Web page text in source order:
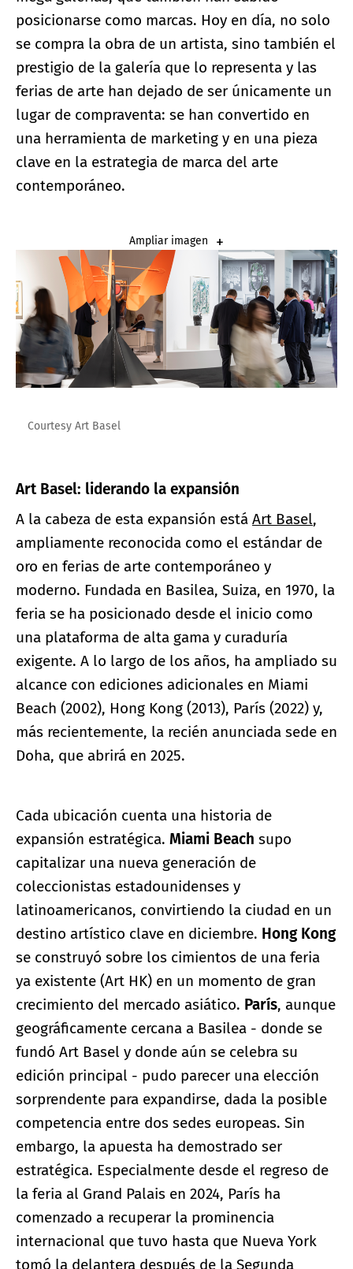
posicionarse como marcas. Hoy en día, no solo
se compra la obra de un artista, sino también el
prestigio de la galería que lo representa y las
ferias de arte han dejado de ser únicamente un
lugar de compraventa: se han convertido en
una herramienta de marketing y en una pieza
clave en la estrategia de marca del arte
contemporáneo.
Ampliar imagen
Courtesy Art Basel
Art Basel: liderando la expansión
A la cabeza de esta expansión está Art Basel,
ampliamente reconocida como el estándar de
oro en ferias de arte contemporáneo y
moderno. Fundada en Basilea, Suiza, en 1970, la
feria se ha posicionado desde el inicio como
una plataforma de alta gama y curaduría
exigente. A lo largo de los años, ha ampliado su
alcance con ediciones adicionales en Miami
Beach (2002), Hong Kong (2013), París (2022) y,
más recientemente, la recién anunciada sede en
Doha, que abrirá en 2025.
Cada ubicación cuenta una historia de
expansión estratégica. Miami Beach supo
capitalizar una nueva generación de
coleccionistas estadounidenses y
latinoamericanos, convirtiendo la ciudad en un
destino artístico clave en diciembre. Hong Kong
se construyó sobre los cimientos de una feria
ya existente (Art HK) en un momento de gran
crecimiento del mercado asiático. París, aunque
geográficamente cercana a Basilea - donde se
fundó Art Basel y donde aún se celebra su
edición principal - pudo parecer una elección
sorprendente para expandirse, dada la posible
competencia entre dos sedes europeas. Sin
embargo, la apuesta ha demostrado ser
estratégica. Especialmente desde el regreso de
la feria al Grand Palais en 2024, París ha
comenzado a recuperar la prominencia
internacional que tuvo hasta que Nueva York
tomó la delantera después de la Segunda